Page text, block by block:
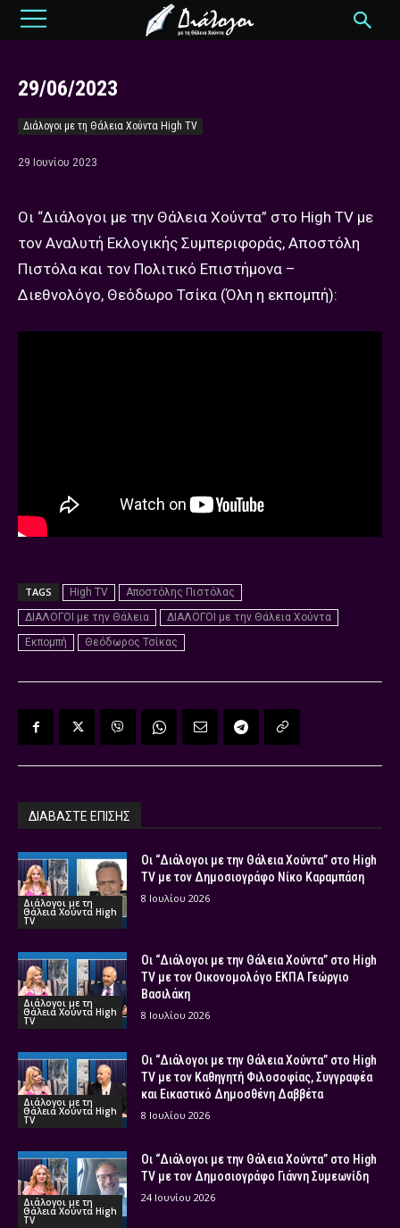
29/06/2023
Διάλογοι με τη Θάλεια Χούντα High TV
29 Ιουνίου 2023
Οι “Διάλογοι με την Θάλεια Χούντα” στο High TV με
τον Αναλυτή Εκλογικής Συμπεριφοράς, Αποστόλη
Πιστόλα και τον Πολιτικό Επιστήμονα –
Διεθνολόγο, Θεόδωρο Τσίκα (Όλη η εκπομπή):
TAGS High TV
Αποστόλης Πιστόλας
ΔΙΑΛΟΓΟΙ με την Θάλεια
ΔΙΑΛΟΓΟΙ με την Θάλεια Χούντα
Εκπομπή
Θεόδωρος Τσίκας
ΔΙΑΒΑΣΤΕ ΕΠΙΣΗΣ
Διάλογοι με τη
Θάλεια Χούντα High
TV
Οι “Διάλογοι με την Θάλεια Χούντα” στο High
TV με τον Δημοσιογράφο Νίκο Καραμπάση
8 Ιουλίου 2026
Διάλογοι με τη
Θάλεια Χούντα High
TV
Οι “Διάλογοι με την Θάλεια Χούντα” στο High
TV με τον Οικονομολόγο ΕΚΠΑ Γεώργιο
Βασιλάκη
8 Ιουλίου 2026
Διάλογοι με τη
Θάλεια Χούντα High
TV
Οι “Διάλογοι με την Θάλεια Χούντα” στο High
TV με τον Καθηγητή Φιλοσοφίας, Συγγραφέα
και Εικαστικό Δημοσθένη Δαββέτα
8 Ιουλίου 2026
Διάλογοι με τη
Θάλεια Χούντα High
TV
Οι “Διάλογοι με την Θάλεια Χούντα” στο High
TV με τον Δημοσιογράφο Γιάννη Συμεωνίδη
24 Ιουνίου 2026